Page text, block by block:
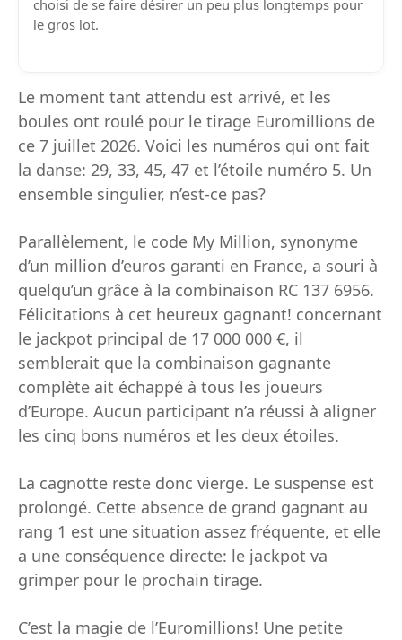
choisi de se faire désirer un peu plus longtemps pour
le gros lot.
Le moment tant attendu est arrivé, et les
boules ont roulé pour le tirage Euromillions de
ce 7 juillet 2026. Voici les numéros qui ont fait
la danse: 29, 33, 45, 47 et l’étoile numéro 5. Un
ensemble singulier, n’est-ce pas?
Parallèlement, le code My Million, synonyme
d’un million d’euros garanti en France, a souri à
quelqu’un grâce à la combinaison RC 137 6956.
Félicitations à cet heureux gagnant! concernant
le jackpot principal de 17 000 000 €, il
semblerait que la combinaison gagnante
complète ait échappé à tous les joueurs
d’Europe. Aucun participant n’a réussi à aligner
les cinq bons numéros et les deux étoiles.
La cagnotte reste donc vierge. Le suspense est
prolongé. Cette absence de grand gagnant au
rang 1 est une situation assez fréquente, et elle
a une conséquence directe: le jackpot va
grimper pour le prochain tirage.
C’est la magie de l’Euromillions! Une petite